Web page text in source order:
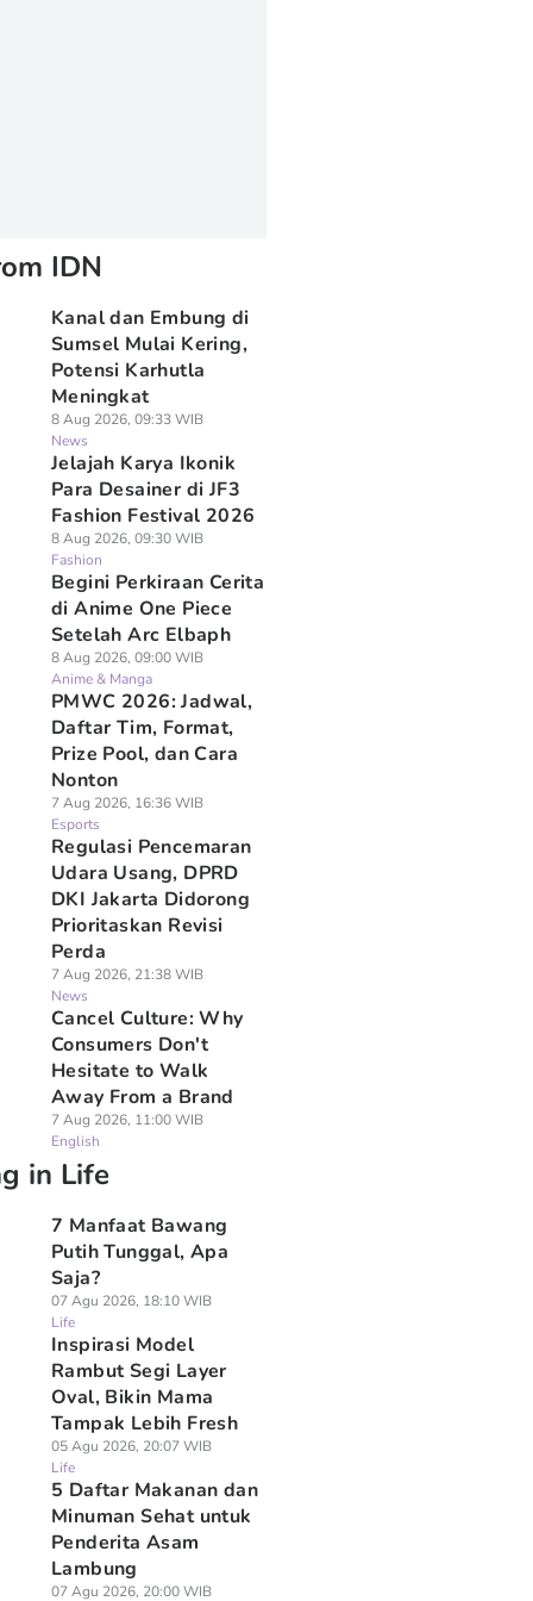
IDN
Kanal dan Embung di
Sumsel Mulai Kering,
Potensi Karhutla
Meningkat
8 Aug 2026, 09:33 WIB
News
Jelajah Karya Ikonik
Para Desainer di JF3
Fashion Festival 2026
8 Aug 2026, 09:30 WIB
Fashion
Begini Perkiraan Cerita
di Anime One Piece
Setelah Arc Elbaph
8 Aug 2026, 09:00 WIB
Anime & Manga
PMWC 2026: Jadwal,
Daftar Tim, Format,
Prize Pool, dan Cara
Nonton
7 Aug 2026, 16:36 WIB
Esports
Regulasi Pencemaran
Udara Usang, DPRD
DKI Jakarta Didorong
Prioritaskan Revisi
Perda
7 Aug 2026, 21:38 WIB
News
Cancel Culture: Why
Consumers Don't
Hesitate to Walk
Away From a Brand
7 Aug 2026, 11:00 WIB
English
in Life
7 Manfaat Bawang
Putih Tunggal, Apa
Saja?
07 Agu 2026, 18:10 WIB
Life
Inspirasi Model
Rambut Segi Layer
Oval, Bikin Mama
Tampak Lebih Fresh
05 Agu 2026, 20:07 WIB
Life
5 Daftar Makanan dan
Minuman Sehat untuk
Penderita Asam
Lambung
07 Agu 2026, 20:00 WIB